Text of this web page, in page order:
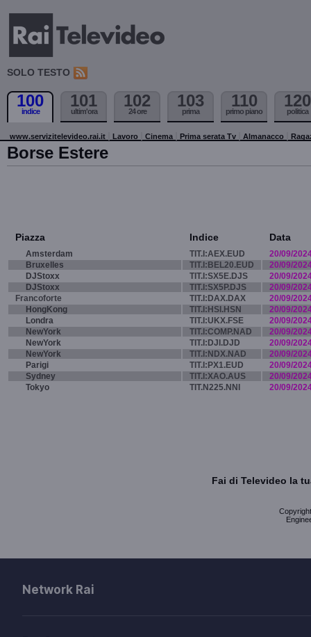
SOLO TESTO
100
indice
101
ultim'ora
102
24 ore
103
prima
110
primo piano
120
politica
www.servizitelevideo.rai.it Lavoro Cinema Prima serata Tv Almanacco
Borse Estere
Piazza Indice Data
Amsterdam TIT.I:AEX.EUD
20/09/
Bruxelles
TIT.I:BEL20.EUD
20/09/
DJStoxx
TIT.I:SX5E.DJS
20/09/
DJStoxx
TIT.I:SX5P.DJS
20/09/
Francoforte
TIT.I:DAX.DAX
20/09/
HongKong
TIT.I:HSI.HSN
20/09/
Londra
TIT.I:UKX.FSE
20/09/
NewYork
TIT.I:COMP.NAD
20/09/
NewYork
TIT.I:DJI.DJD
20/09/
NewYork
TIT.I:NDX.NAD
20/09/
Parigi
TIT.I:PX1.EUD
20/09/
Sydney
TIT.I:XAO.AUS
20/09/
Tokyo
TIT.N225.NNI 20/09/
Fai di Televideo la